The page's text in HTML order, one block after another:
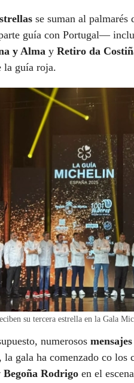
se suman al palmarés
guía con Portugal—
y Alma y Retiro da
la guía roja.
su tercera estrella en la Gala
numerosos
la gala ha comenzado co los
Rodrigo en el